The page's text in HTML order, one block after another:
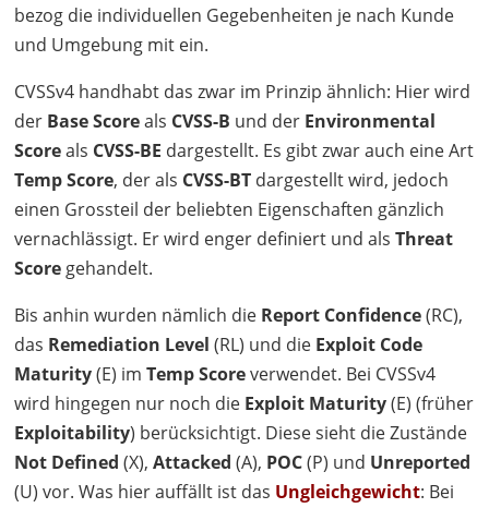
bezog die individuellen Gegebenheiten je nach Kunde
und Umgebung mit ein.
CVSSv4 handhabt das zwar im Prinzip ähnlich: Hier wird
der Base Scoreals CVSS-B und der Environmental
Scoreals CVSS-BE dargestellt. Es gibt zwar auch eine Art
Temp Score, der als CVSS-BT dargestellt wird, jedoch
einen Grossteil der beliebten Eigenschaften gänzlich
vernachlässigt. Er wird enger definiert und alsThreat
Scoregehandelt.
Bis anhin wurden nämlich die Report Confidence(RC),
das Remediation Level (RL) und die Exploit Code
Maturity(E) imTemp Scoreverwendet. Bei CVSSv4
wird hingegen nur noch die Exploit Maturity(E) (früher
Exploitability) berücksichtigt. Diese sieht die Zustände
Not Defined (X),Attacked (A), POC(P) und Unreported
(U) vor. Was hier auffällt ist das Ungleichgewicht: Bei